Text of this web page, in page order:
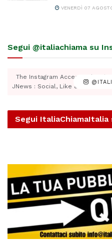
VENERDÌ 07
Segui @italiachiama su
The Instagram Access Token
JNews : Social, Like & View >
Segui ItaliaChiamaItalia